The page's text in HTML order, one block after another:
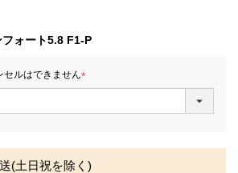
場合がございます。また、発送予定も変更になる
ります。
ォート5.8 F1-P
セルはできません
(
(土日祝を除く)